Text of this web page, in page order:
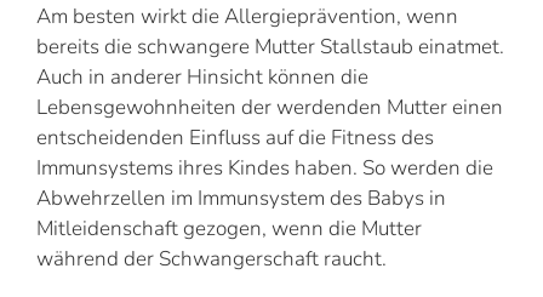
Am besten wirkt die Allergieprävention, wenn
bereits die schwangere Mutter Stallstaub einatmet.
Auch in anderer Hinsicht können die
Lebensgewohnheiten der werdenden Mutter einen
entscheidenden Einfluss auf die Fitness des
Immunsystems ihres Kindes haben. So werden die
Abwehrzellen im Immunsystem des Babys in
Mitleidenschaft gezogen, wenn die Mutter
während der Schwangerschaft raucht.